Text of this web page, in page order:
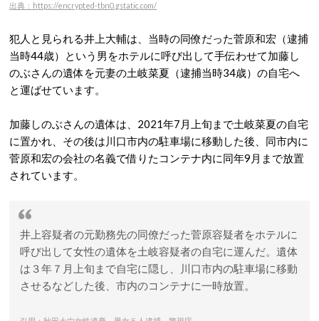
出典：https://encrypted-tbn0.gstatic.com/
犯人と見られる井上大輔は、当時の同僚だった菅原和宏（逮捕
当時44歳）という男をホテルに呼び出して手伝わせて加藤し
のぶさんの遺体を元妻の土岐菜夏（逮捕当時34歳）の自宅へ
と運ばせています。
加藤しのぶさんの遺体は、2021年7月上旬まで土岐菜夏の自宅
に置かれ、その後は川口市内の駐車場に移動した後、同市内に
菅原和宏の会社の名義で借りたコンテナ内に同年9月まで放置
されています。
井上容疑者の元勤務先の同僚だった菅原容疑者をホテルに
呼び出して女性の遺体を土岐容疑者の自宅に運んだ。遺体
は３年７月上旬まで自宅に隠し、川口市内の駐車場に移動
させるなどした後、市内のコンテナに一時放置。